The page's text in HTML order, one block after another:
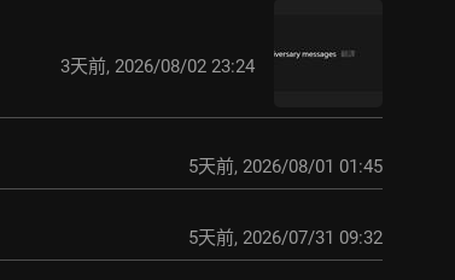
3天前, 2026/08/02 23:24
5天前, 2026/08/01 01:45
5天前, 2026/07/31 09:32